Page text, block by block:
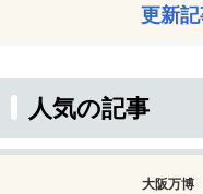
更新
人気の記事
大阪万博